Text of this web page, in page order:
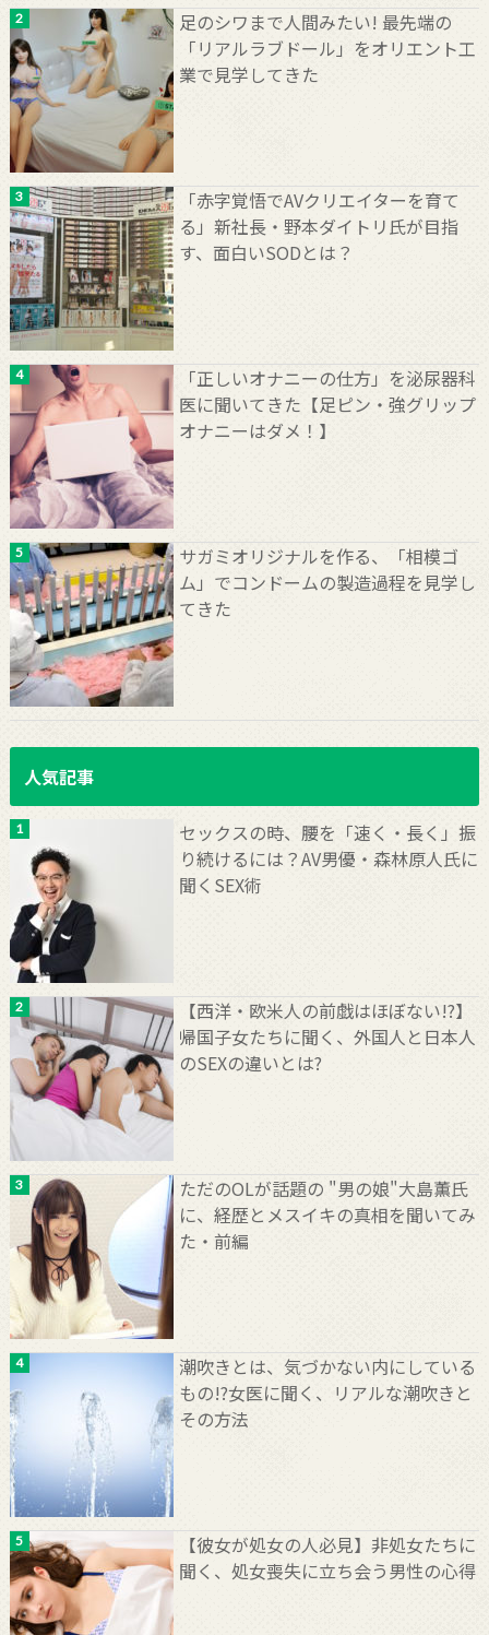
足のシワまで人間みたい! 最先端の
「リアルラブドール」をオリエント工
業で見学してきた
「赤字覚悟でAVクリエイターを育て
る」新社長・野本ダイトリ氏が目指
す、面白いSODとは？
「正しいオナニーの仕方」を泌尿器科
医に聞いてきた【足ピン・強グリップ
オナニーはダメ！】
サガミオリジナルを作る、「相模ゴ
ム」でコンドームの製造過程を見学し
てきた
人気記事
セックスの時、腰を「速く・長く」振
り続けるには？AV男優・森林原人氏に
聞くSEX術
【西洋・欧米人の前戯はほぼない!?】
帰国子女たちに聞く、外国人と日本人
のSEXの違いとは?
ただのOLが話題の "男の娘"大島薫氏
に、経歴とメスイキの真相を聞いてみ
た・前編
潮吹きとは、気づかない内にしている
もの!?女医に聞く、リアルな潮吹きと
その方法
【彼女が処女の人必見】非処女たちに
聞く、処女喪失に立ち会う男性の心得